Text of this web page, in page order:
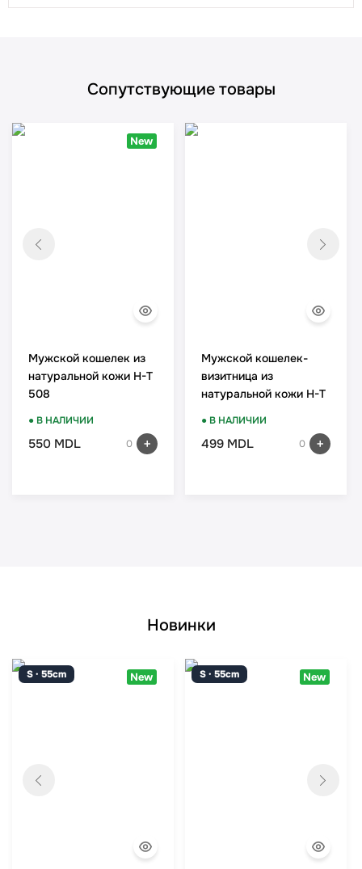
Сопутствующие товары
New
Мужской кошелек из
натуральной кожи H-T
508
● В НАЛИЧИИ
550 MDL 0
Мужской кошелек-
визитница из
натуральной кожи H-T
● В НАЛИЧИИ
499 MDL 0
Новинки
S · 55cm New S · 55cm New